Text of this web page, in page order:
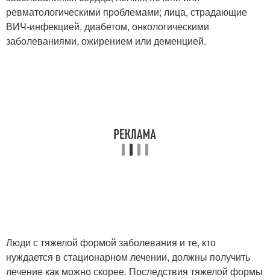
ревматологическими проблемами; лица, страдающие
ВИЧ-инфекцией, диабетом, онкологическими
заболеваниями, ожирением или деменцией.
Люди с тяжелой формой заболевания и те, кто
нуждается в стационарном лечении, должны получить
лечение как можно скорее. Последствия тяжелой формы